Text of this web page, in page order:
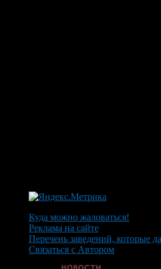
Куда можно жаловаться!
Реклама на сайте
Перечень заведений, которые
Связаться с Автором